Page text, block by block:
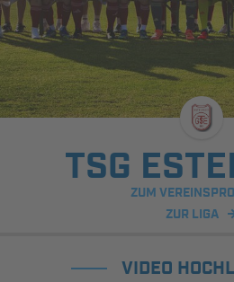
TSG
ZUM
ZUR LIGA
VIDEO